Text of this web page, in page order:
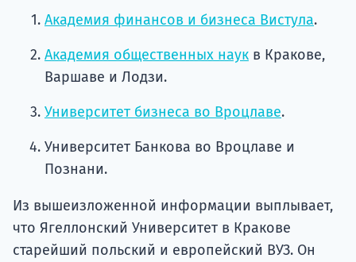
Академия финансов и бизнеса Вистула.
Академия общественных наук в Кракове,
Варшаве и Лодзи.
Университет бизнеса во Вроцлаве.
Университет Банкова во Вроцлаве и
Познани.
Из вышеизложенной информации выплывает,
что Ягеллонский Университет в Кракове
старейший польский и европейский ВУЗ. Он